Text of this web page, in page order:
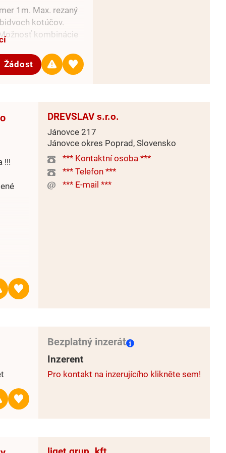
1m. Max. rezaný
kotúčov.
kombinácie
vo
a zelenej
internet pre rýchlu
a riešenie
DKP6 nájdete na:
dvojkotucova-
nájdete na :
Žádost
!!!
509
DREVSLAV s.r.o.
Jánovce 217
Jánovce okres Poprad, Slovensko
*** Kontaktní osoba ***
*** Telefon ***
*** E-mail ***
Bezplatný inzerát
Inzerent
Pro kontakt na inzerujícího klikněte sem!